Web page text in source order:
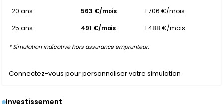
20 ans
563 €/mois
1 706 €/mois
25 ans
491 €/mois 1 488 €/mois
* Simulation indicative hors assurance emprunteur.
Connectez-vous pour personnaliser votre simulation
Investissement